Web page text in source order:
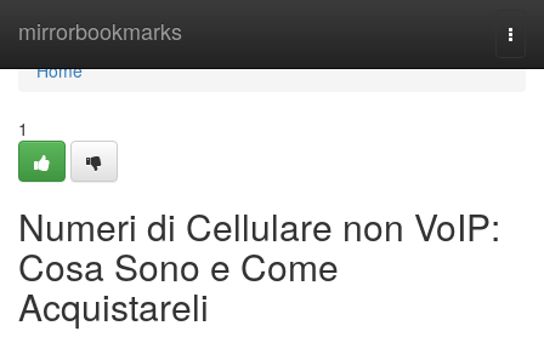
mirrorbookmarks
Home
Home
1
Numeri di Cellulare non VoIP:
Cosa Sono e Come
Acquistareli